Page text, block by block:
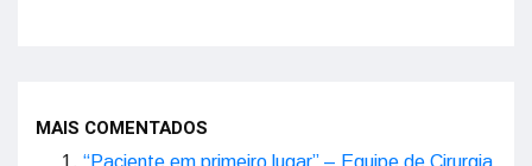
MAIS COMENTADOS
“Paciente em primeiro lugar” – Equipe de Cirurgia